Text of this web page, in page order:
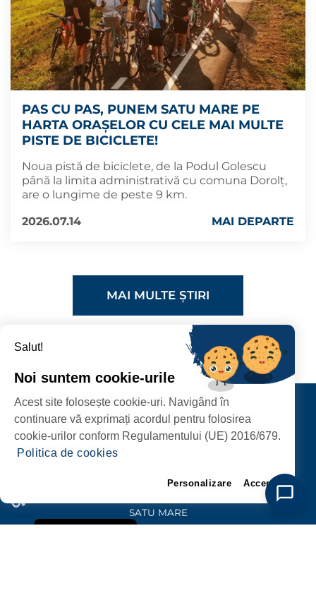
PAS CU PAS, PUNEM SATU MARE PE
HARTA ORAȘELOR CU CELE MAI MULTE
PISTE DE BICICLETE!
Noua pistă de biciclete, de la Podul Golescu
până la limita administrativă cu comuna Dorolț,
are o lungime de peste 9 km.
2026.07.14
MAI DEPARTE
MAI MULTE ȘTIRI
SATU MARE
Contact
URMĂRIȚI-NE
Salut!
Noi suntem cookie-urile
Acest site folosește cookie-uri. Navigând în
continuare vă exprimați acordul pentru folosirea
cookie-urilor conform Regulamentului (UE) 2016/679.
Politica de cookies
Personalizare Accept